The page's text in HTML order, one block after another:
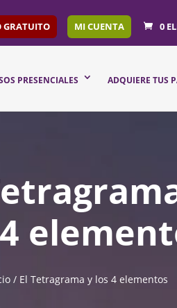
GRATUITO MI CUENTA 0
PRESENCIALES ADQUIERE TUS
/ El Tetragrama y los 4 elementos